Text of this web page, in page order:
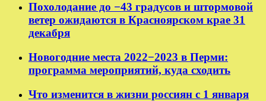
Похолодание до −43 градусов и штормовой
ветер ожидаются в Красноярском крае 31
декабря
Новогодние места 2022−2023 в Перми:
программа мероприятий, куда сходить
Что изменится в жизни россиян с 1 января